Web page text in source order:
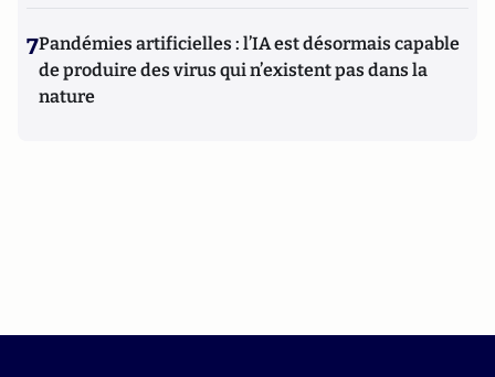
7Pandémies artificielles : l’IA est désormais capable
de produire des virus qui n’existent pas dans la
nature